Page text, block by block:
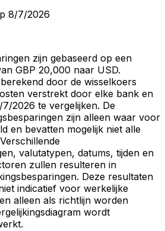
8/7/2026
zijn gebaseerd op een
GBP 20,000 naar USD.
door de wisselkoers
verstrekt door elke bank en
2026 te vergelijken. De
zijn alleen waar voor
en bevatten mogelijk niet alle
valutatypen, datums, tijden en
zullen resulteren in
Deze resultaten
indicatief voor werkelijke
alleen als richtlijn worden
wordt